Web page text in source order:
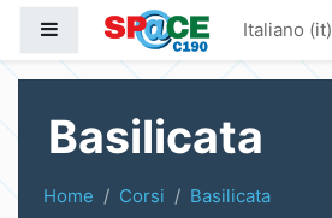
Vai al contenuto principale
Pannello laterale Italiano ‎(it)‎
Basilicata
Home Corsi Basilicata